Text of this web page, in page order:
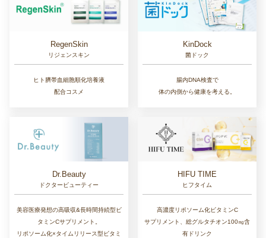
RegenSkin
リジェンスキン
ヒト臍帯血細胞順化培養液
配合コスメ
KinDock
菌ドック
腸内DNA検査で
体の内側から健康を考える。
Dr.Beauty
ドクタービューティー
美容医療発想の高吸収&長時間持続型ビ
タミンCサプリメント。
リポソーム化×タイムリリース型ビタミ
HIFU TIME
ヒフタイム
高濃度リポソーム化ビタミンC
サプリメント、総グルタチオン100㎎含
有ドリンク